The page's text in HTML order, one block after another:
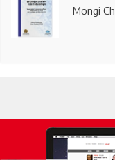
Mongi